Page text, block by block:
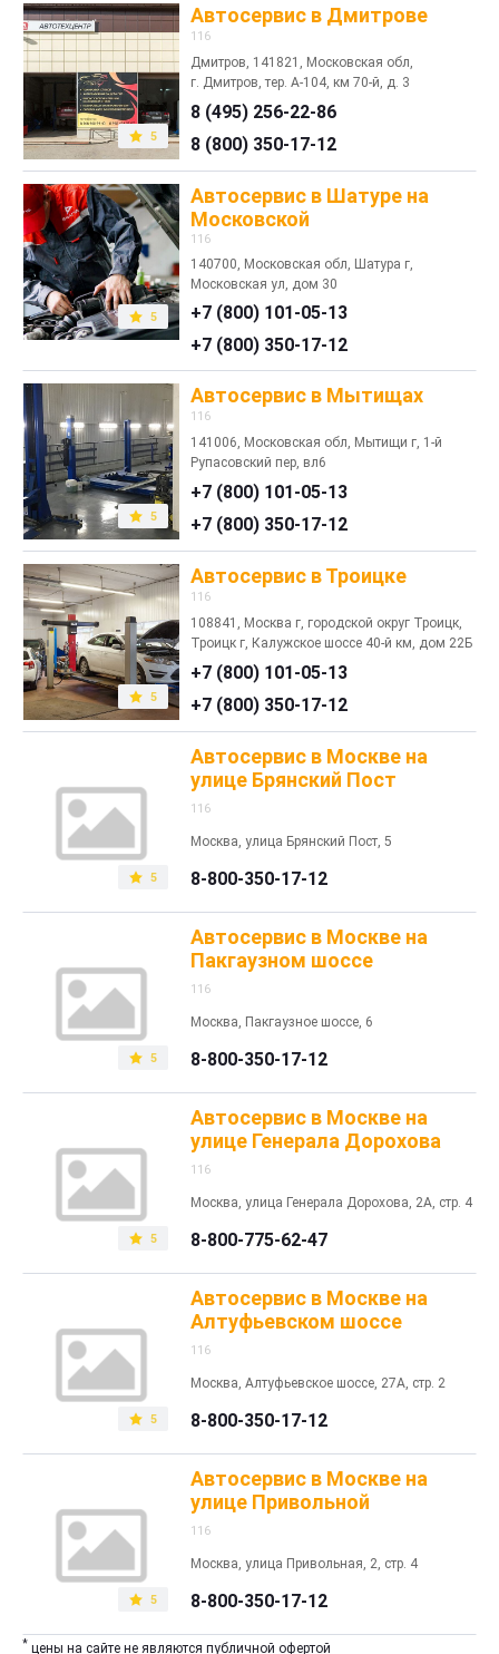
5
Автосервис в Дмитрове
116
Дмитров, 141821, Московская обл,
г. Дмитров, тер. А-104, км 70-й, д. 3
8 (495) 256-22-86
8 (800) 350-17-12
5
Автосервис в Шатуре на
Московской
116
140700, Московская обл, Шатура г,
Московская ул, дом 30
+7 (800) 101-05-13
+7 (800) 350-17-12
5
Автосервис в Мытищах
116
141006, Московская обл, Мытищи г, 1-й
Рупасовский пер, вл6
+7 (800) 101-05-13
+7 (800) 350-17-12
5
Автосервис в Троицке
116
108841, Москва г, городской округ Троицк,
Троицк г, Калужское шоссе 40-й км, дом 22Б
+7 (800) 101-05-13
+7 (800) 350-17-12
5
Автосервис в Москве на
улице Брянский Пост
116
Москва, улица Брянский Пост, 5
8-800-350-17-12
5
Автосервис в Москве на
Пакгаузном шоссе
116
Москва, Пакгаузное шоссе, 6
8-800-350-17-12
5
Автосервис в Москве на
улице Генерала Дорохова
116
Москва, улица Генерала Дорохова, 2А, стр. 4
8-800-775-62-47
5
Автосервис в Москве на
Алтуфьевском шоссе
116
Москва, Алтуфьевское шоссе, 27А, стр. 2
8-800-350-17-12
5
Автосервис в Москве на
улице Привольной
116
Москва, улица Привольная, 2, стр. 4
8-800-350-17-12
* цены на сайте не являются публичной офертой